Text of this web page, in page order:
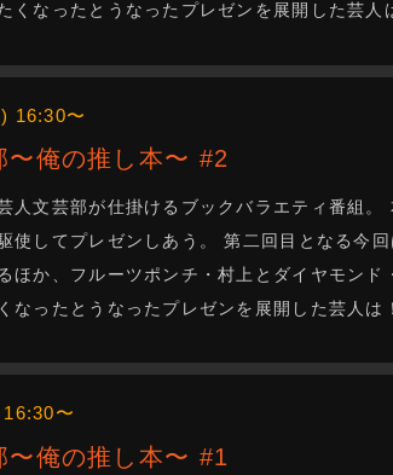
くなったとうなったプレゼンを展開した芸人
16:30〜
〜俺の推し本〜 #2
人文芸部が仕掛けるブックバラエティ番組
使してプレゼンしあう。 第二回目となる今
ほか、フルーツポンチ・村上とダイヤモン
なったとうなったプレゼンを展開した芸人は
〜
〜俺の推し本〜 #1